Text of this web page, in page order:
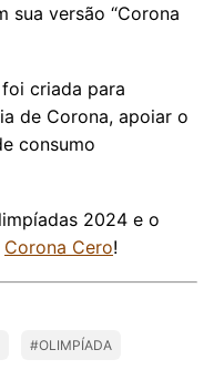
sua versão “Corona
criada para
de Corona, apoiar o
consumo
2024 e o
Corona Cero!
#OLIMPÍADA